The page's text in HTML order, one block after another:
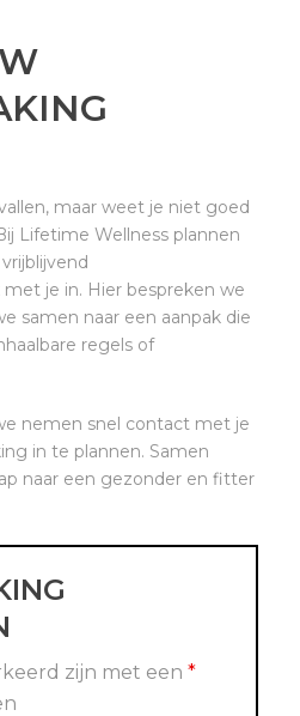
maar weet je niet goed
Lifetime Wellness plannen
je in. Hier bespreken we
samen naar een aanpak die
regels of
nemen snel contact met je
in te plannen. Samen
naar een gezonder en fitter
zijn met een *